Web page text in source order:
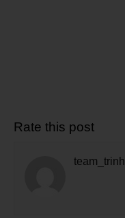
Rate this post
team_trinh